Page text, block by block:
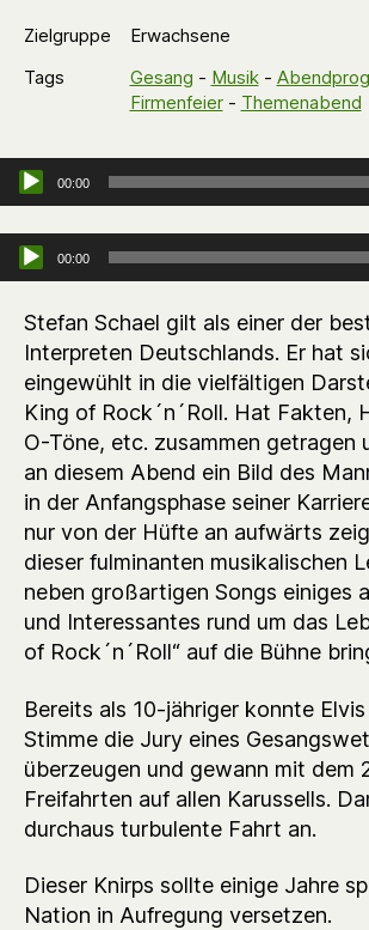
Zielgruppe
Erwachsene
Tags
Gesang - Musik-
Firmenfeier- Themenabend
Audio-Player
00:00
Audio-Player
00:00
Stefan Schael gilt als einer der
Interpreten Deutschlands. Er hat
eingewühlt in die vielfältigen
King of Rock´n´Roll. Hat Fakten,
O-Töne, etc. zusammen getragen
an diesem Abend ein Bild des
in der Anfangsphase seiner
nur von der Hüfte an aufwärts
dieser fulminanten musikalischen
neben großartigen Songs einiges
und Interessantes rund um das
of Rock´n´Roll“ auf die Bühne
Bereits als 10-jähriger konnte
Stimme die Jury eines
überzeugen und gewann mit dem
Freifahrten auf allen Karussells.
durchaus turbulente Fahrt an.
Dieser Knirps sollte einige Jahre
Nation in Aufregung versetzen.